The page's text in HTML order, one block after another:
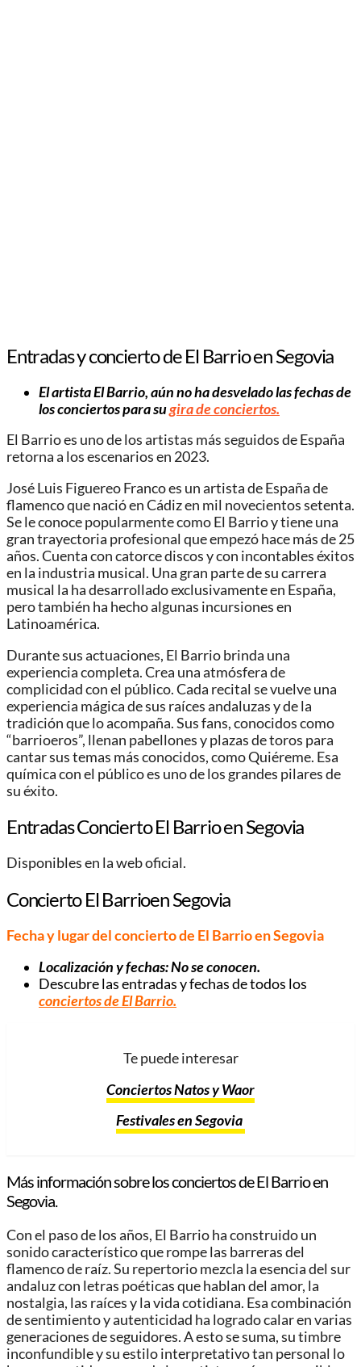
Entradas y concierto de El Barrio en Segovia
El artista El Barrio, aún no ha desvelado las fechas de
los conciertos para sugira de conciertos.
El Barrio es uno de los artistas más seguidos de España
retorna a los escenarios en 2023.
José Luis Figuereo Franco es un artista de España de
flamenco que nació en Cádiz en mil novecientos setenta.
Se le conoce popularmente como El Barrio y tiene una
gran trayectoria profesional que empezó hace más de 25
años. Cuenta con catorce discos y con incontables éxitos
en la industria musical. Una gran parte de su carrera
musical la ha desarrollado exclusivamente en España,
pero también ha hecho algunas incursiones en
Latinoamérica.
Durante sus actuaciones, El Barrio brinda una
experiencia completa. Crea una atmósfera de
complicidad con el público. Cada recital se vuelve una
experiencia mágica de sus raíces andaluzas y de la
tradición que lo acompaña. Sus fans, conocidos como
“barrioeros”, llenan pabellones y plazas de toros para
cantar sus temas más conocidos, como Quiéreme. Esa
química con el público es uno de los grandes pilares de
su éxito.
Entradas Concierto El Barrio en Segovia
Disponibles en la web oficial.
Concierto El Barrioen Segovia
Fecha y lugar del concierto de El Barrio en Segovia
Localización y fechas: No se conocen.
Descubre las entradas y fechas de todos los
conciertos de El Barrio.
Te puede interesar
Conciertos Natos y Waor
Festivales en Segovia
Más información sobre los conciertos de El Barrio en
Segovia.
Con el paso de los años, El Barrio ha construido un
sonido característico que rompe las barreras del
flamenco de raíz. Su repertorio mezcla la esencia del sur
andaluz con letras poéticas que hablan del amor, la
nostalgia, las raíces y la vida cotidiana. Esa combinación
de sentimiento y autenticidad ha logrado calar en varias
generaciones de seguidores. A esto se suma, su timbre
inconfundible y su estilo interpretativo tan personal lo